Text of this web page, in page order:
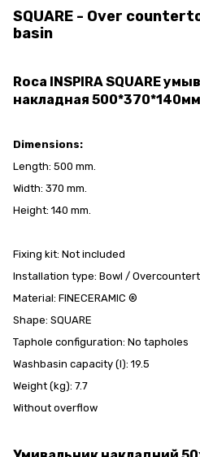
SQUARE - Over
basin
Roca INSPIRA SQUARE
накладная
Dimensions:
Length: 500 mm.
Width: 370 mm.
Height: 140 mm.
Fixing kit: Not included
Installation type: Bowl /
Material: FINECERAMIC ®
Shape: SQUARE
Taphole configuration: No tapholes
Washbasin capacity (l): 19.5
Weight (kg): 7.7
Without overflow